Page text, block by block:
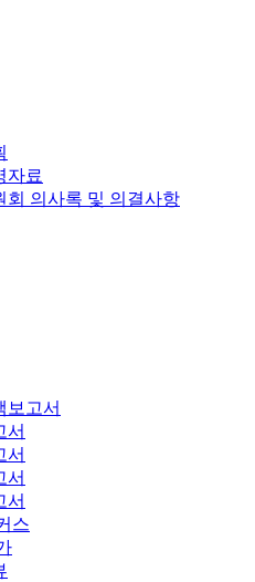
자료
회 의사록 및 의결사항
보고서
서
서
서
서
스